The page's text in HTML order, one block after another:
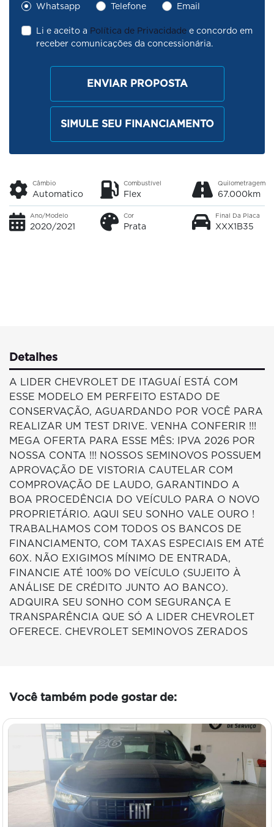
Whatsapp
Telefone Email
Li e aceito a Política de Privacidade e concordo em
receber comunicações da concessionária.
ENVIAR PROPOSTA
SIMULE SEU FINANCIAMENTO
Câmbio
Automatico
Combustível
Flex
Quilometragem
67.000km
Ano/Modelo
2020/2021
Cor
Prata
Final Da Placa
XXX1B35
Detalhes
A LIDER CHEVROLET DE ITAGUAÍ ESTÁ COM
ESSE MODELO EM PERFEITO ESTADO DE
CONSERVAÇÃO, AGUARDANDO POR VOCÊ PARA
REALIZAR UM TEST DRIVE. VENHA CONFERIR !!!
MEGA OFERTA PARA ESSE MÊS: IPVA 2026 POR
NOSSA CONTA !!! NOSSOS SEMINOVOS POSSUEM
APROVAÇÃO DE VISTORIA CAUTELAR COM
COMPROVAÇÃO DE LAUDO, GARANTINDO A
BOA PROCEDÊNCIA DO VEÍCULO PARA O NOVO
PROPRIETÁRIO. AQUI SEU SONHO VALE OURO !
TRABALHAMOS COM TODOS OS BANCOS DE
FINANCIAMENTO, COM TAXAS ESPECIAIS EM ATÉ
60X. NÃO EXIGIMOS MÍNIMO DE ENTRADA,
FINANCIE ATÉ 100% DO VEÍCULO (SUJEITO À
ANÁLISE DE CRÉDITO JUNTO AO BANCO).
ADQUIRA SEU SONHO COM SEGURANÇA E
TRANSPARÊNCIA QUE SÓ A LIDER CHEVROLET
OFERECE. CHEVROLET SEMINOVOS ZERADOS
Você também pode gostar de: